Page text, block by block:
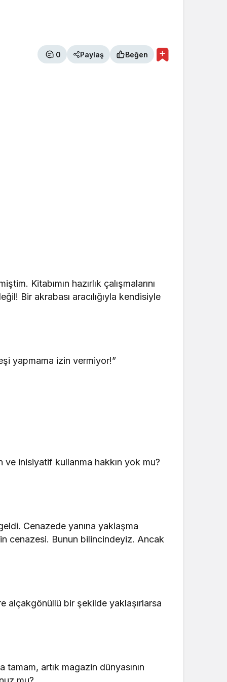
0 Paylaş Beğen
Kitabımın hazırlık çalışmalarını
Bir akrabası aracılığıyla kendisiyle
yapmama izin vermiyor!”
inisiyatif kullanma hakkın yok mu?
Cenazede yanına yaklaşma
cenazesi. Bunun bilincindeyiz. Ancak
alçakgönüllü bir şekilde yaklaşırlarsa
artık magazin dünyasının